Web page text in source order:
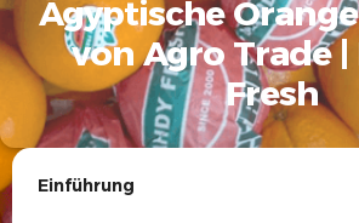
Ägyptische
von Agro Trade
Fresh
Einführung